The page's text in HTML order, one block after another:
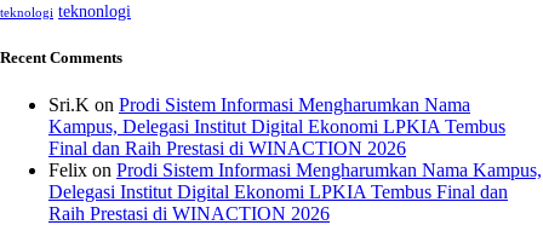
teknologi teknonlogi
Recent Comments
Sri.K on Prodi Sistem Informasi Mengharumkan Nama
Kampus, Delegasi Institut Digital Ekonomi LPKIA Tembus
Final dan Raih Prestasi di WINACTION 2026
Felix on Prodi Sistem Informasi Mengharumkan Nama Kampus,
Delegasi Institut Digital Ekonomi LPKIA Tembus Final dan
Raih Prestasi di WINACTION 2026